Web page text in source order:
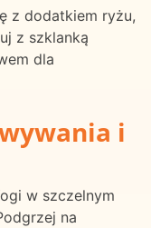
z dodatkiem ryżu,
z szklanką
dla
i
w szczelnym
na